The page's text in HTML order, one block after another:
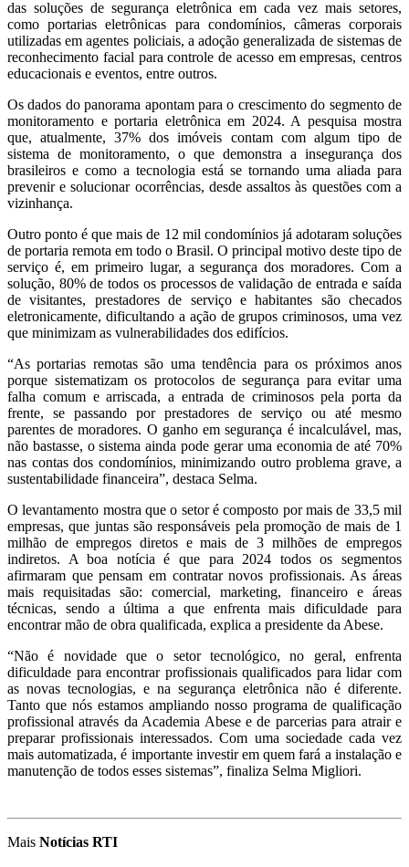
das soluções de segurança eletrônica em cada vez mais setores,
como portarias eletrônicas para condomínios, câmeras corporais
utilizadas em agentes policiais, a adoção generalizada de sistemas de
reconhecimento facial para controle de acesso em empresas, centros
educacionais e eventos, entre outros.
Os dados do panorama apontam para o crescimento do segmento de
monitoramento e portaria eletrônica em 2024. A pesquisa mostra
que, atualmente, 37% dos imóveis contam com algum tipo de
sistema de monitoramento, o que demonstra a insegurança dos
brasileiros e como a tecnologia está se tornando uma aliada para
prevenir e solucionar ocorrências, desde assaltos às questões com a
vizinhança.
Outro ponto é que mais de 12 mil condomínios já adotaram soluções
de portaria remota em todo o Brasil. O principal motivo deste tipo de
serviço é, em primeiro lugar, a segurança dos moradores. Com a
solução, 80% de todos os processos de validação de entrada e saída
de visitantes, prestadores de serviço e habitantes são checados
eletronicamente, dificultando a ação de grupos criminosos, uma vez
que minimizam as vulnerabilidades dos edifícios.
“As portarias remotas são uma tendência para os próximos anos
porque sistematizam os protocolos de segurança para evitar uma
falha comum e arriscada, a entrada de criminosos pela porta da
frente, se passando por prestadores de serviço ou até mesmo
parentes de moradores. O ganho em segurança é incalculável, mas,
não bastasse, o sistema ainda pode gerar uma economia de até 70%
nas contas dos condomínios, minimizando outro problema grave, a
sustentabilidade financeira”, destaca Selma.
O levantamento mostra que o setor é composto por mais de 33,5 mil
empresas, que juntas são responsáveis pela promoção de mais de 1
milhão de empregos diretos e mais de 3 milhões de empregos
indiretos. A boa notícia é que para 2024 todos os segmentos
afirmaram que pensam em contratar novos profissionais. As áreas
mais requisitadas são: comercial, marketing, financeiro e áreas
técnicas, sendo a última a que enfrenta mais dificuldade para
encontrar mão de obra qualificada, explica a presidente da Abese.
“Não é novidade que o setor tecnológico, no geral, enfrenta
dificuldade para encontrar profissionais qualificados para lidar com
as novas tecnologias, e na segurança eletrônica não é diferente.
Tanto que nós estamos ampliando nosso programa de qualificação
profissional através da Academia Abese e de parcerias para atrair e
preparar profissionais interessados. Com uma sociedade cada vez
mais automatizada, é importante investir em quem fará a instalação e
manutenção de todos esses sistemas”, finaliza Selma Migliori.
Mais Notícias RTI